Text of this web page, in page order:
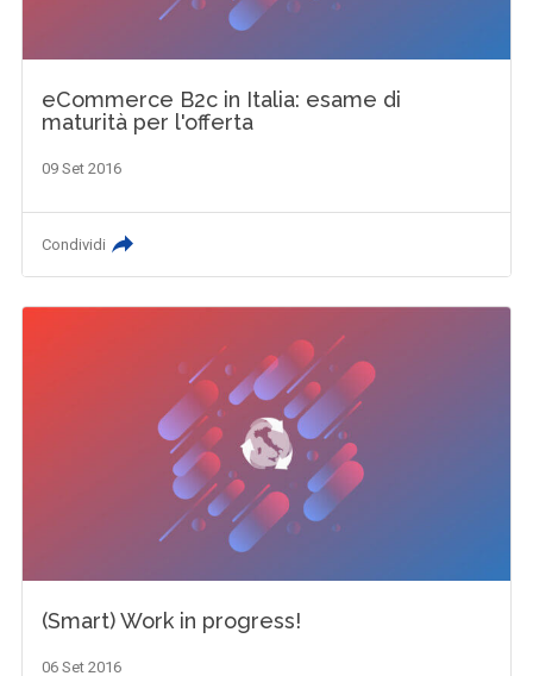
eCommerce B2c in Italia: esame di
maturità per l'offerta
09 Set 2016
Condividi
(Smart) Work in progress!
06 Set 2016